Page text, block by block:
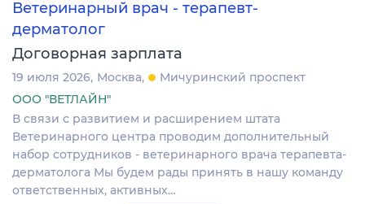
Ветеринарный врач - терапевт-
дерматолог
Договорная зарплата
19 июля 2026 Москва
Мичуринский проспект
ООО "ВЕТЛАЙН"
В связи с развитием и расширением штата
Ветеринарного центра проводим дополнительный
набор сотрудников - ветеринарного врача терапевта-
дерматолога Мы будем рады принять в нашу команду
ответственных, активных…